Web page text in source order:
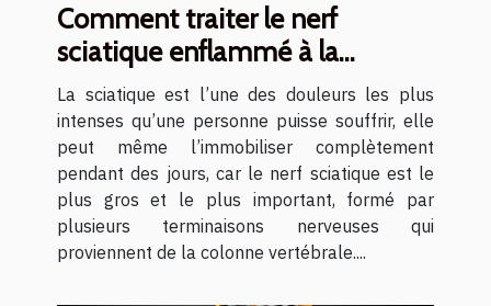
Comment traiter le nerf
sciatique enflammé à la
maison ?
La sciatique est l’une des douleurs les plus
intenses qu’une personne puisse souffrir, elle
peut même l’immobiliser complètement
pendant des jours, car le nerf sciatique est le
plus gros et le plus important, formé par
plusieurs terminaisons nerveuses qui
proviennent de la colonne vertébrale....